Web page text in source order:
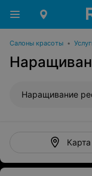
Салоны красоты •
Наращивание
Карта